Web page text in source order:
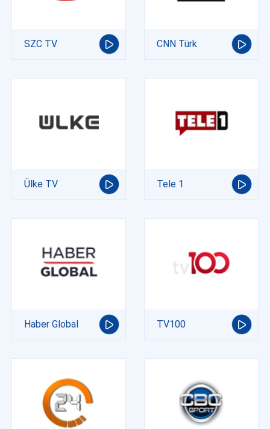
SZC TV CNN Türk
Ülke TV Tele 1
Haber Global TV100